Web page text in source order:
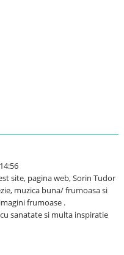
site, pagina web, Sorin Tudor
muzica buna/ frumoasa si
frumoase .
sanatate si multa inspiratie